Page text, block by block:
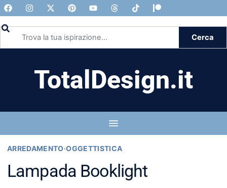
Cerca
TotalDesign.it
ARREDAMENTO·OGGETTISTICA
Lampada Booklight